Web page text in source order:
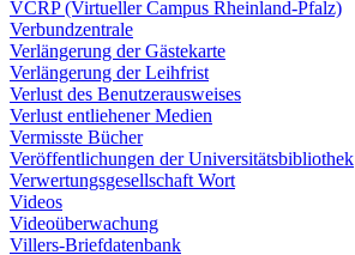
VCRP (Virtueller Campus Rheinland-Pfalz)
Verbundzentrale
Verlängerung der Gästekarte
Verlängerung der Leihfrist
Verlust des Benutzerausweises
Verlust entliehener Medien
Vermisste Bücher
Veröffentlichungen der Universitätsbibliothek
Verwertungsgesellschaft Wort
Videos
Videoüberwachung
Villers-Briefdatenbank